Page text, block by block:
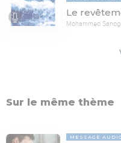
Le
Mohammed
Sur le même thème
MESSAGE